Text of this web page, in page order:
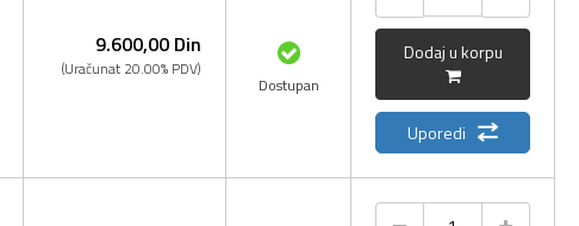
9.600,00 Din
(Uračunat 20.00% PDV)
Dostupan
Dodaj u korpu
Uporedi